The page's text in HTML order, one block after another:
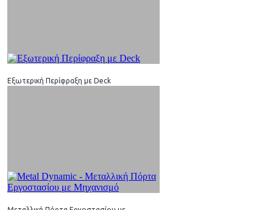
Εξωτερική Περίφραξη με Deck